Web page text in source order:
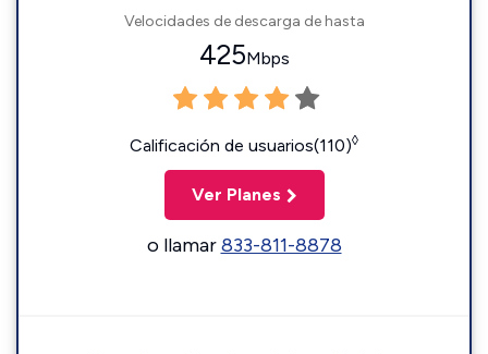
Velocidades de descarga de hasta
425Mbps
Calificación de usuarios(110)◊
Ver Planes
o llamar833-811-8878